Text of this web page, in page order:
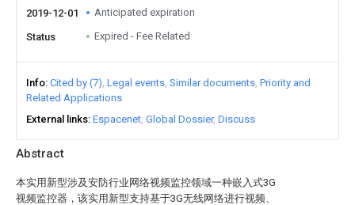
Abstract
本实用新型涉及安防行业网络视频监控领域一种嵌入式3G
视频监控器，该实用新型支持基于3G无线网络进行视频、
2019-12-01 Anticipated expiration
Status Expired - Fee Related
Info Cited by (7) Legal events Similar documents Priority and
Related Applications
External links Espacenet Global Dossier Discuss